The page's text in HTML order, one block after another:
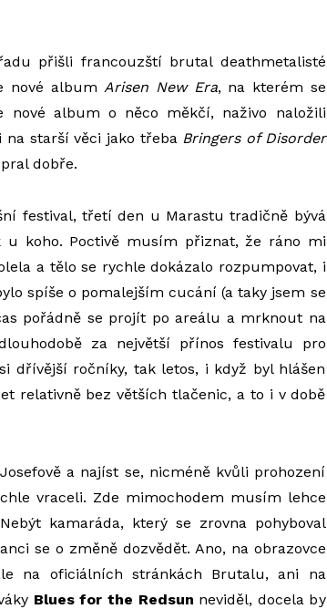
přišli francouzští brutal deathmetalisté
nové albumArisen New Era, na kterém se
nové album o něco měkčí, naživo naložili
na starší věci jako třeba Bringers of Disorder
dobře.
festival, třetí den u Marastu tradičně bývá
koho. Poctivě musím přiznat, že ráno mi
a tělo se rychle dokázalo rozpumpovat, i
spíše o pomalejším cucání (a taky jsem se
pořádně se projít po areálu a mrknout na
za největší přínos festivalu pro
dřívější ročníky, tak letos, i když byl hlášen
relativně bez větších tlačenic, a to i v době
a najíst se, nicméně kvůli prohození
vraceli. Zde mimochodem musím lehce
kamaráda, který se zrovna pohyboval
se o změně dozvědět. Ano, na obrazovce
na oficiálních stránkách Brutalu, ani na
Blues for the Redsun neviděl, docela by